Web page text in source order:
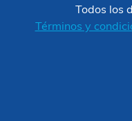
Todos los
Términos y